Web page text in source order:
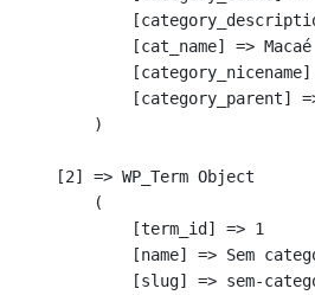
            [cat_name] => Macaé
[category_parent]
        )
    [2] => WP_Term Object
        (
            [term_id] => 1
[name] => Sem
[slug] => sem-